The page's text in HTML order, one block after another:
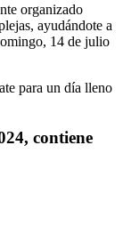
organizado
ayudándote a
14 de julio
para un día lleno
, contiene